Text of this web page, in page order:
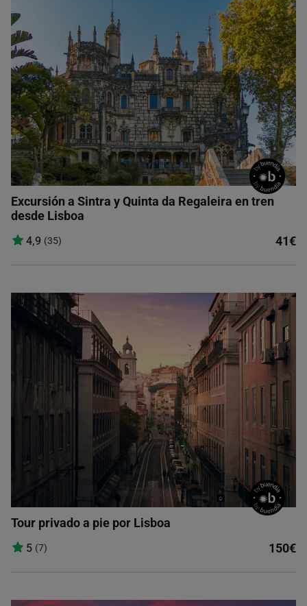
Excursión a Sintra y Quinta da Regaleira en tren
desde Lisboa
4,9 (35) 41€
Tour privado a pie por Lisboa
5 (7) 150€